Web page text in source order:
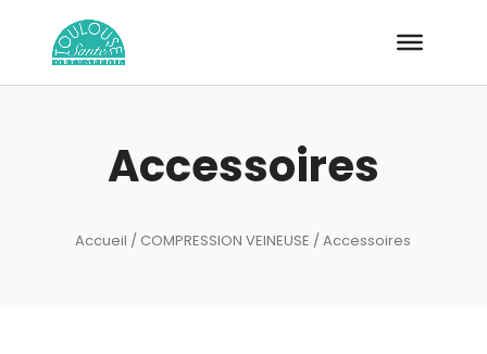
Accessoires
Accueil / COMPRESSION VEINEUSE / Accessoires